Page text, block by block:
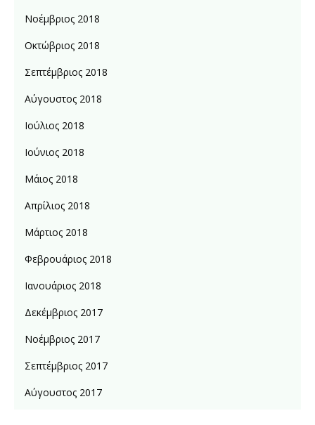
Νοέμβριος 2018
Οκτώβριος 2018
Σεπτέμβριος 2018
Αύγουστος 2018
Ιούλιος 2018
Ιούνιος 2018
Μάιος 2018
Απρίλιος 2018
Μάρτιος 2018
Φεβρουάριος 2018
Ιανουάριος 2018
Δεκέμβριος 2017
Νοέμβριος 2017
Σεπτέμβριος 2017
Αύγουστος 2017